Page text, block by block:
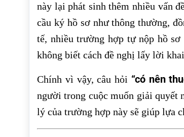
này lại phát sinh thêm nhiều vấn
cầu ký hồ sơ như thông thường,
tế, nhiều trường hợp tự nộp hồ
không biết cách đề nghị lấy lời
Chính vì vậy, câu hỏi “có nên
người trong cuộc muốn giải quyết
lý của trường hợp này sẽ giúp lựa